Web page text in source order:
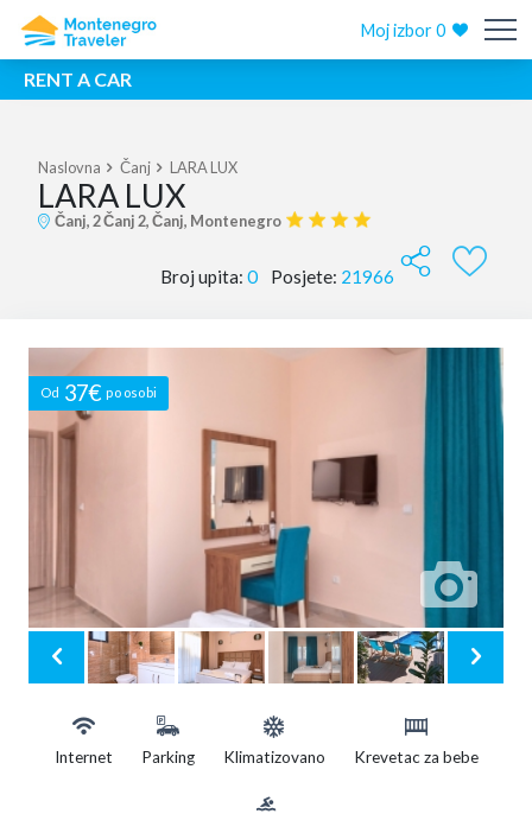
Moj izbor0
RENT A CAR
Naslovna Čanj LARA LUX
LARA LUX
Čanj, 2 Čanj 2, Čanj, Montenegro
Broj upita: 0 Posjete: 21966
Od 37€ po osobi
Internet Parking Klimatizovano Krevetac za bebe